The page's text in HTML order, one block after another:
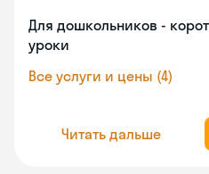
Для дошкольников -
уроки
Все услуги и цены (4)
Читать дальше